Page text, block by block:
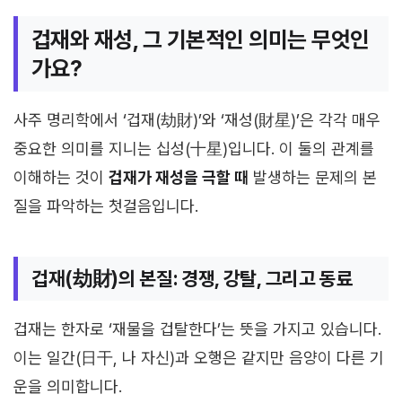
겁재와 재성, 그 기본적인 의미는 무엇인
가요?
사주 명리학에서 ‘겁재(劫財)’와 ‘재성(財星)’은 각각 매우
중요한 의미를 지니는 십성(十星)입니다. 이 둘의 관계를
이해하는 것이 겁재가 재성을 극할 때 발생하는 문제의 본
질을 파악하는 첫걸음입니다.
겁재(劫財)의 본질: 경쟁, 강탈, 그리고 동료
겁재는 한자로 ‘재물을 겁탈한다’는 뜻을 가지고 있습니다.
이는 일간(日干, 나 자신)과 오행은 같지만 음양이 다른 기
운을 의미합니다.